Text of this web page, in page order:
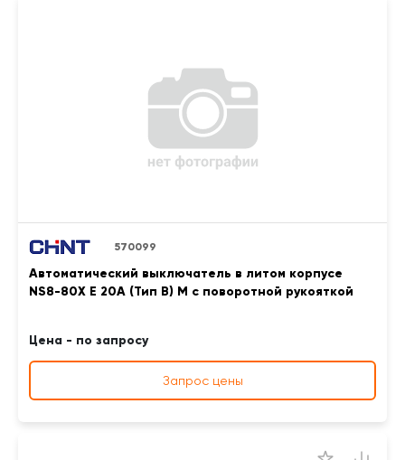
570099
Автоматический выключатель в литом корпусе
NS8-80X E 20A (Тип B) M с поворотной рукояткой
Цена - по запросу
Запрос цены